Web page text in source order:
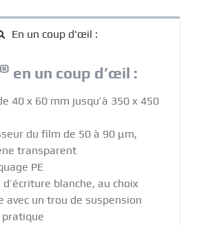
En un coup d'œil :
® en un coup d’œil :
40 x 60 mm jusqu’à 350 x 450
du film de 50 à 90 μm,
transparent
PE
d’écriture blanche, au choix
avec un trou de suspension